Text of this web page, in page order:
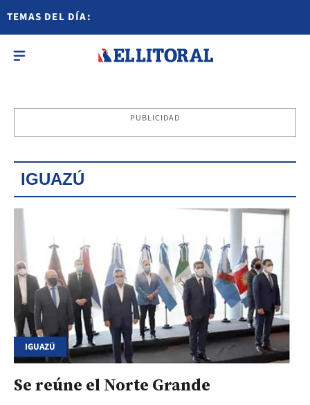
TEMAS DEL DÍA:
PUBLICIDAD
IGUAZÚ
IGUAZÚ
Se reúne el Norte Grande